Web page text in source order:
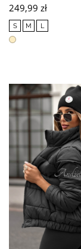
249,99 zł
S M L